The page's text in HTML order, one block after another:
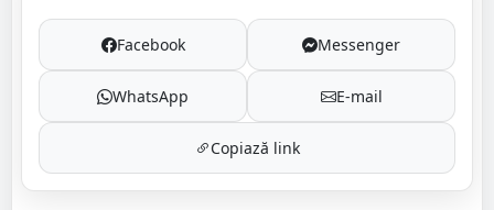
Facebook Messenger
WhatsApp E-mail
Copiază link